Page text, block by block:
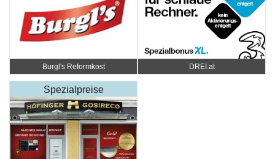
Burgl's Reformkost DREI.at
Spezialpreise